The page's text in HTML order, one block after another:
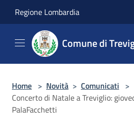
Regione Lombardia
Comune di
Home > Novità > Comunicati >
Concerto di Natale a Treviglio:
PalaFacchetti